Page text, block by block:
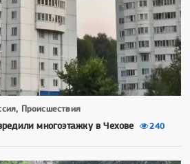
Происшествия
многоэтажку в Чехове 240